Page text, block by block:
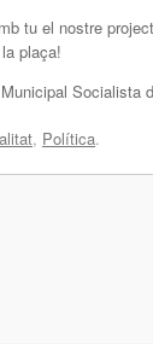
tu el nostre
plaça!
Socialista
, Política.